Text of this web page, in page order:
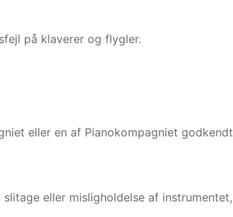
på klaverer og flygler.
eller en af Pianokompagniet
eller misligholdelse af